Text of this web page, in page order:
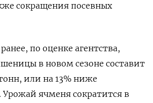
сокращения посевных
по оценке агентства,
в новом сезоне составит
или на 13% ниже
Урожай ячменя сократится в